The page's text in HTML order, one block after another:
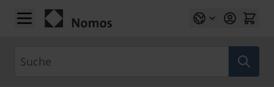
Zum Inhalt springen